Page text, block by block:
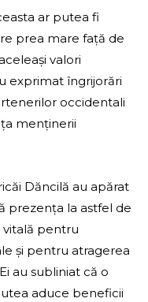
ar putea fi
prea mare față de
valori
exprimat îngrijorări
occidentali
menținerii
Dăncilă au apărat
prezența la astfel de
pentru
și pentru atragerea
au subliniat că o
aduce beneficii